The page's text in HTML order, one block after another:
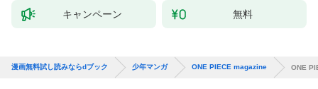
キャンペーン 無料
漫画無料試し読みならdブック 少年マンガ ONE PIECE magazine ONE